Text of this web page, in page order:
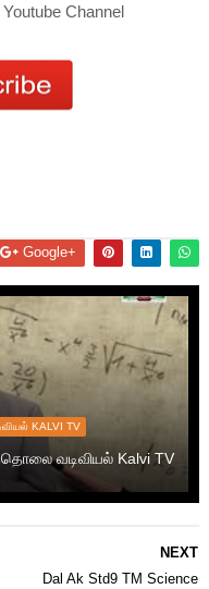
Channel
Google+
KALVI TV
வடிவியல் Kalvi TV
NEXT
Dal Ak Std9 TM Science